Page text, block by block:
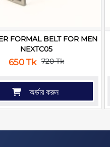
FORMAL BELT FOR MEN
NEXTC05
650 Tk 720 Tk
অর্ডার করুন